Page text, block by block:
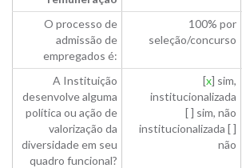
O processo de
admissão de
empregados é:
100% por
seleção/concurso
A Instituição
desenvolve alguma
política ou ação de
valorização da
diversidade em seu
quadro funcional?
[x] sim,
institucionalizada
[ ] sim, não
institucionalizada [ ]
não